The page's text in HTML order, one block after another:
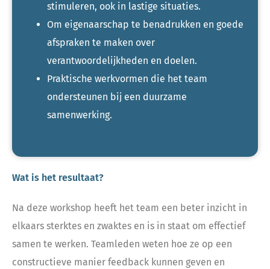
stimuleren, ook in lastige situaties.
Om eigenaarschap te benadrukken en goede
afspraken te maken over
verantwoordelijkheden en doelen.
Praktische werkvormen die het team
ondersteunen bij een duurzame
samenwerking.
Wat is het resultaat?
Na deze workshop heeft het team een beter inzicht in
elkaars sterktes en zwaktes en is in staat om effectief
samen te werken. Teamleden weten hoe ze op een
constructieve manier feedback kunnen geven en